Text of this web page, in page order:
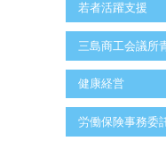
若者活躍支援
三島商工会議所
健康経営
労働保険事務委